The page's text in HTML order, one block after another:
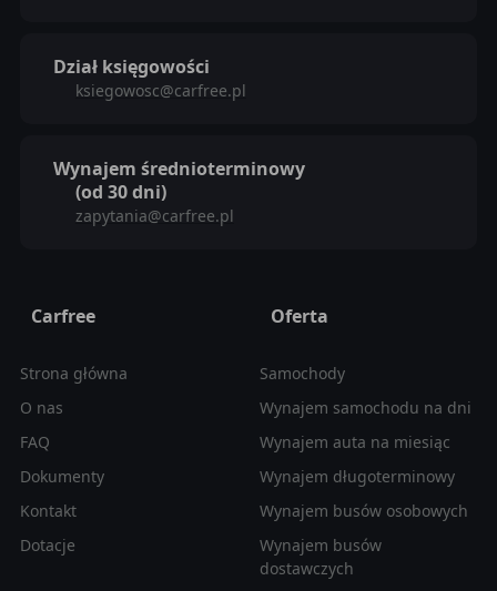
Dział księgowości
ksiegowosc@carfree.pl
Wynajem średnioterminowy
(od 30 dni)
zapytania@carfree.pl
Carfree
Strona główna
O nas
FAQ
Dokumenty
Kontakt
Dotacje
Oferta
Samochody
Wynajem samochodu na dni
Wynajem auta na miesiąc
Wynajem długoterminowy
Wynajem busów osobowych
Wynajem busów
dostawczych